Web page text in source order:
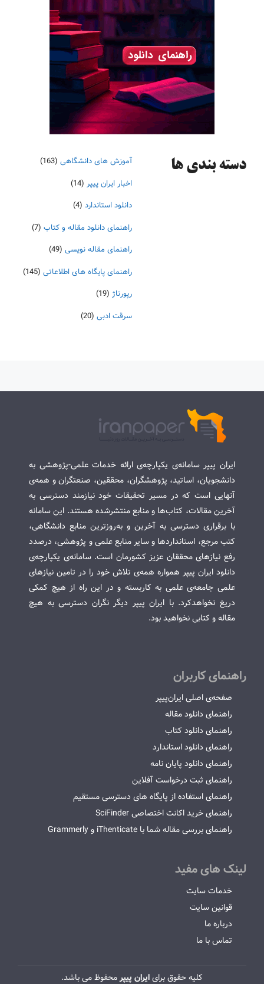
دسته‌ بندی ها آموزش های دانشگاهی (163)
اخبار ایران پیپر (14)
دانلود استاندارد (4)
راهنمای دانلود مقاله و کتاب (7)
راهنمای مقاله نویسی (49)
راهنمای پایگاه های اطلاعاتی (145)
رپورتاژ (19)
سرقت ادبی (20)
ایران پیپر سامانه‌ی یکپارچه‌ی ارائه خدمات علمی-پژوهشی به
دانشجویان، اساتید، پژوهشگران، محققین، صنعتگران و همه‌ی
آنهایی است که در مسیر تحقیقات خود نیازمند دسترسی به
آخرین مقالات، کتاب‌ها و منابع منتشرشده هستند. این سامانه
با برقراری دسترسی به آخرین و به‌روزترین منابع دانشگاهی،
کتب مرجع، استانداردها و سایر منابع علمی و پژوهشی، درصدد
رفع نیازهای محققان عزیز کشورمان است. سامانه‌ی یکپارچه‌ی
دانلود ایران پیپر همواره همه‌ی تلاش خود را در تامین نیازهای
علمی جامعه‌ی علمی به کاربسته و در این راه از هیچ کمکی
دریغ نخواهدکرد. با ایران پیپر دیگر نگران دسترسی به هیچ
مقاله و کتابی نخواهید بود.
راهنمای کاربران
صفحه‌ی اصلی ایران‌پیپر
راهنمای دانلود مقاله
راهنمای دانلود کتاب
راهنمای دانلود استاندارد
راهنمای دانلود پایان نامه
راهنمای ثبت درخواست آفلاین
راهنمای استفاده از پایگاه های دسترسی مستقیم
راهنمای خرید اکانت اختصاصی SciFinder
راهنمای بررسی مقاله شما با iThenticate و Grammerly
لینک های مفید
خدمات سایت
قوانین سایت
درباره ما
تماس با ما
کلیه حقوق برایایران پیپرمحفوظ می باشد.